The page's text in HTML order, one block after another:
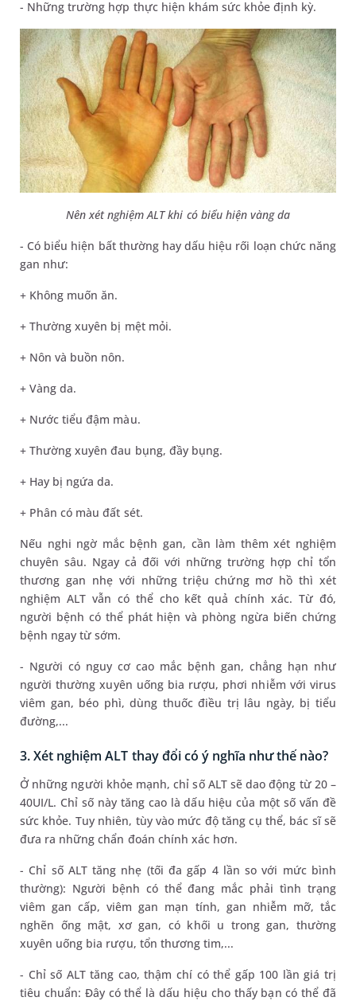
- Những trường hợp thực hiện khám sức khỏe định kỳ.
Nên xét nghiệm ALT khi có biểu hiện vàng da
- Có biểu hiện bất thường hay dấu hiệu rối loạn chức năng
gan như:
+ Không muốn ăn.
+ Thường xuyên bị mệt mỏi.
+ Nôn và buồn nôn.
+ Vàng da.
+ Nước tiểu đậm màu.
+ Thường xuyên đau bụng, đầy bụng.
+ Hay bị ngứa da.
+ Phân có màu đất sét.
Nếu nghi ngờ mắc bệnh gan, cần làm thêm xét nghiệm
chuyên sâu. Ngay cả đối với những trường hợp chỉ tổn
thương gan nhẹ với những triệu chứng mơ hồ thì xét
nghiệm ALT vẫn có thể cho kết quả chính xác. Từ đó,
người bệnh có thể phát hiện và phòng ngừa biến chứng
bệnh ngay từ sớm.
- Người có nguy cơ cao mắc bệnh gan, chẳng hạn như
người thường xuyên uống bia rượu, phơi nhiễm với virus
viêm gan, béo phì, dùng thuốc điều trị lâu ngày, bị tiểu
đường,...
3. Xét nghiệm ALT thay đổi có ý nghĩa như thế nào?
Ở những người khỏe mạnh, chỉ số ALT sẽ dao động từ 20 –
40UI/L. Chỉ số này tăng cao là dấu hiệu của một số vấn đề
sức khỏe. Tuy nhiên, tùy vào mức độ tăng cụ thể, bác sĩ sẽ
đưa ra những chẩn đoán chính xác hơn.
- Chỉ số ALT tăng nhẹ (tối đa gấp 4 lần so với mức bình
thường): Người bệnh có thể đang mắc phải tình trạng
viêm gan cấp, viêm gan mạn tính, gan nhiễm mỡ, tắc
nghẽn ống mật, xơ gan, có khối u trong gan, thường
xuyên uống bia rượu, tổn thương tim,...
- Chỉ số ALT tăng cao, thậm chí có thể gấp 100 lần giá trị
tiêu chuẩn: Đây có thể là dấu hiệu cho thấy bạn có thể đã